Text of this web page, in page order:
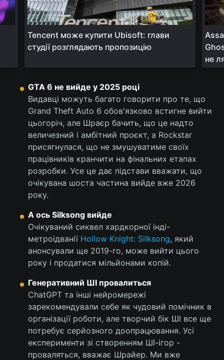
Tencent може купити Ubisoft: глави
студії розглядають пропозицію
не
GTA 6 не вийде у 2025 році
Видавці можуть багато говорити про те, що
Grand Theft Auto 6 обов'язково встигне вийти
цьогоріч, але Шраєр бачить, що це надто
величезний і амбітний проєкт, а Rockstar
присягнулася, що не змушуватиме своїх
працівників кранчити на фінальних етапах
розробки. Усе це дає підстави вважати, що
очікувана шоста частина вийде вже 2026
року.
А ось Silksong вийде
Очікуваний сиквел хардкорної інді-
метроідванії Hollow Knight: Silksong, який
анонсували ще 2019-го, може вийти цього
року і продатися мільйонами копій.
Генеративний ШІ провалиться
ChatGPT та інші нейромережі
зарекомендували себе як чудовий помічник в
організації роботи, але творчий бік ШІ все ще
потребує серйозного доопрацювання. Усі
експерименти зі створенням ШІ-ігор -
проваляться, вважає Шрайер. Ми вже